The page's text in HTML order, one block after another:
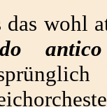
das wohl
antico